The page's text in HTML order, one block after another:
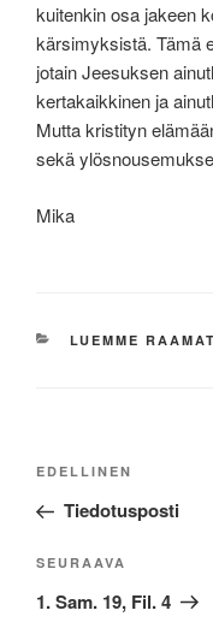
kuitenkin osa jakeen
kärsimyksistä. Tämä
jotain Jeesuksen
kertakaikkinen ja
Mutta kristityn
sekä
Mika
KATEGORIAT
LUEMME
Artikkelien
Edellinen
artikkeli
EDELLINEN
Tiedotusposti
Seuraava
artikkeli
SEURAAVA
1. Sam. 19, Fil. 4